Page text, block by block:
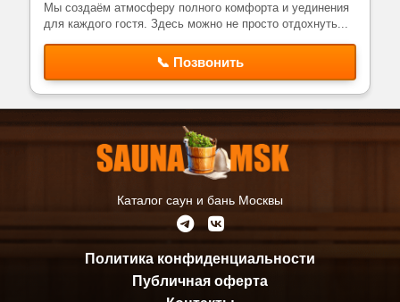
Мы создаём атмосферу полного комфорта и уединения
для каждого гостя. Здесь можно не просто отдохнуть...
📞 Позвонить
Каталог саун и бань Москвы
Политика конфиденциальности
Публичная оферта